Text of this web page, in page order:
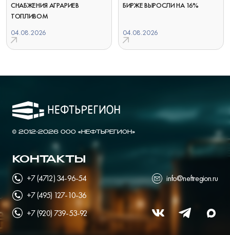
СНАБЖЕНИЯ АГРАРИЕВ
ТОПЛИВОМ
04.08.2026
БИРЖЕ ВЫРОСЛИ НА 16%
04.08.2026
© 2012-2026 ООО «НЕФТЬРЕГИОН»
КОНТАКТЫ
+7 (4712) 34-96-54
+7 (495) 127-10-36
+7 (920) 739-53-92
info@neftregion.ru